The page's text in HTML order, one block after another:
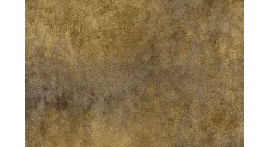
Коллекция
Рекомендуемая
зона
использования
Ключевая
особенность
«Австрийский
брук»
Пешеходные
зоны, дорожки,
частные дворы,
где не
предусмотрен
заезд легковых
авто
Трапециевидная
форма для
радиальных
узоров,
стилизация под
старину